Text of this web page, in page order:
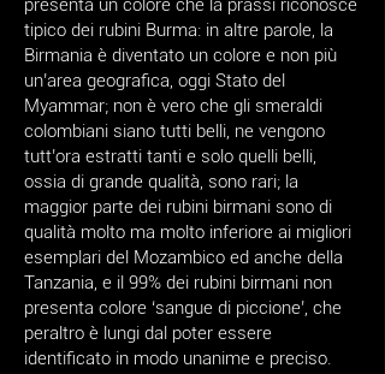
presenta un colore che la prassi riconosce
tipico dei rubini Burma: in altre parole, la
Birmania è diventato un colore e non più
un’area geografica, oggi Stato del
Myammar; non è vero che gli smeraldi
colombiani siano tutti belli, ne vengono
tutt’ora estratti tanti e solo quelli belli,
ossia di grande qualità, sono rari; la
maggior parte dei rubini birmani sono di
qualità molto ma molto inferiore ai migliori
esemplari del Mozambico ed anche della
Tanzania, e il 99% dei rubini birmani non
presenta colore ‘sangue di piccione’, che
peraltro è lungi dal poter essere
identificato in modo unanime e preciso.